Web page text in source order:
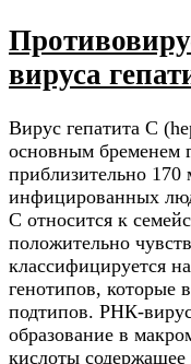
вируса
Вирус гепатита С
основным бременем
приблизительно
инфицированных
С относится к
положительно
классифицируется
генотипов, которые
подтипов. РНК-
образование в
кислоты